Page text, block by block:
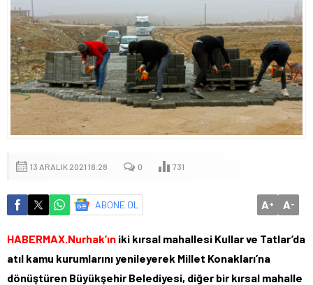
13 ARALIK 2021 18:28 0 731
ABONE OL A+ A-
HABERMAX.Nurhak’ın iki kırsal mahallesi Kullar ve Tatlar’da
atıl kamu kurumlarını yenileyerek Millet Konakları’na
dönüştüren Büyükşehir Belediyesi, diğer bir kırsal mahalle